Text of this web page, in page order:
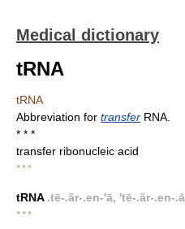
Medical dictionary
tRNA
tRNA
Abbreviation for transfer RNA.
* * *
transfer ribonucleic acid
* * *
tRNA .tē-.är-.en-'ā, 'tē-.är-.en-.ā
* * *